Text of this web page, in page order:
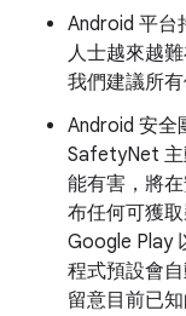
Android 平台
人士越來越
我們建議所
Android 安全
SafetyNet 主
能有害，將
布任何可獲
Google Play
程式預設會
留意目前已